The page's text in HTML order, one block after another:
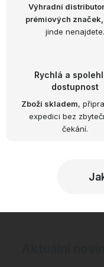
Výhradní
prémiových značek,
jinde nenajdete.
Rychlá a
dostupnost
Zboží skladem,
expedici bez
čekání.